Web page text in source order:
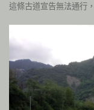
這條古道宣告無法通行，